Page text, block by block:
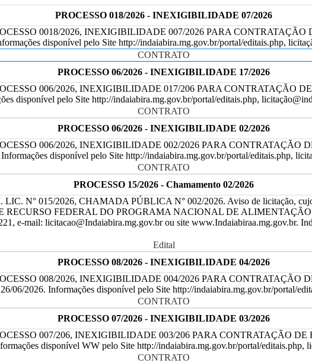
PROCESSO 018/2026 - INEXIGIBILIDADE 07/2026
0018/2026, INEXIGIBILIDADE 007/2026 PARA CONTRATAÇÃO
disponível pelo Site http://indaiabira.mg.gov.br/portal/editais.php,
CONTRATO
PROCESSO 06/2026 - INEXIGIBILIDADE 17/2026
006/2026, INEXIGIBILIDADE 017/206 PARA CONTRATAÇÃO
pelo Site http://indaiabira.mg.gov.br/portal/editais.php,
CONTRATO
PROCESSO 06/2026 - INEXIGIBILIDADE 02/2026
006/2026, INEXIGIBILIDADE 002/2026 PARA CONTRATAÇÃO
disponível pelo Site http://indaiabira.mg.gov.br/portal/editais.php,
CONTRATO
PROCESSO 15/2026 - Chamamento 02/2026
LIC. N° 015/2026, CHAMADA PÚBLICA N° 002/2026. Aviso de licitação,
FEDERAL DO PROGRAMA NACIONAL DE ALIMENTAÇÃO
e-mail: licitacao@Indaiabira.mg.gov.br ou site www.Indaiabiraa.mg.gov.br.
Edital
PROCESSO 08/2026 - INEXIGIBILIDADE 04/2026
008/2026, INEXIGIBILIDADE 004/2026 PARA CONTRATAÇÃO
2026. Informações disponível pelo Site http://indaiabira.mg.gov.br/portal/
CONTRATO
PROCESSO 07/2026 - INEXIGIBILIDADE 03/2026
007/206, INEXIGIBILIDADE 003/206 PARA CONTRATAÇÃO DE
disponível WW pelo Site http://indaiabira.mg.gov.br/portal/editais.php,
CONTRATO